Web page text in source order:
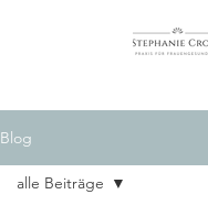
Blog
alle Beiträge